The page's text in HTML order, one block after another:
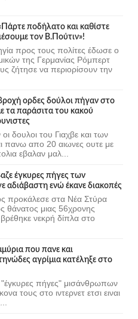
ποδήλατο και καθίστε
τον Β.Πούτιν»!
προς τους πολίτες έδωσε ο
της Γερμανίας Ρόμπερτ
ζήτησε να περιορίσουν την
ορδες δούλοι πήγαν στο
τα παράσιτα του κακού
δουλοι του Γιαχβε και των
πανω απο 20 αιωνες ουτε με
εβαλαν μαλ...
έγκυρες πήγες των
αδιάβαστη ενώ έκανε διακοπές
προκάλεσε στα Νέα Στύρα
θάνατος μιας 56χρονης
νεκρή δίπλα στο
που πανε και
αγρίμια κατέληξε στο
"έγκυρες πήγες" μισάνθρωπων
τους στο ιντερνετ ετσι ειναι